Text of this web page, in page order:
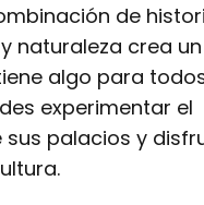
de
naturaleza crea un
algo para
experimentar el
sus palacios y